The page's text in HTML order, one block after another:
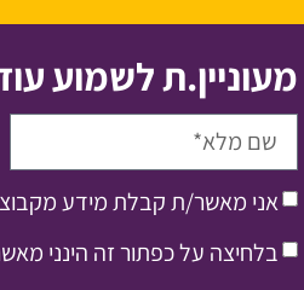
מעוניין.ת לשמוע
אני מאשר/ת קבלת מידע
בלחיצה על כפתור זה הינני